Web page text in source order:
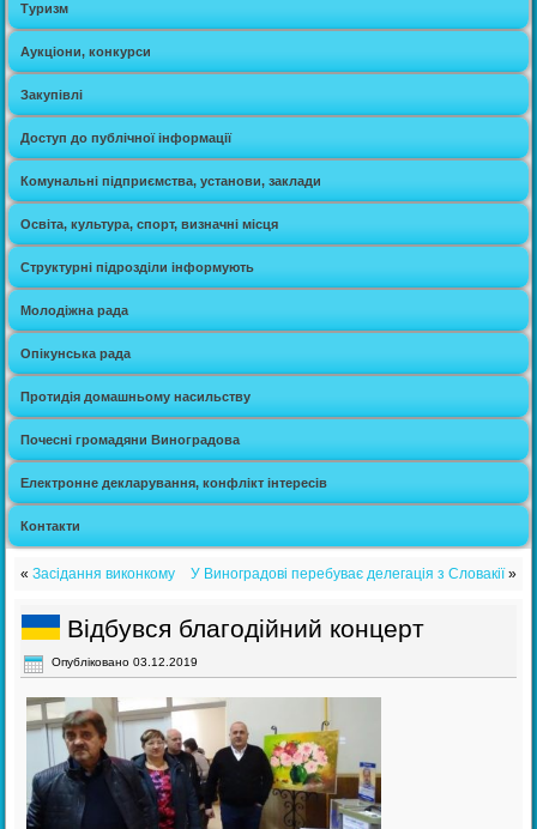
Туризм
Аукціони, конкурси
Закупівлі
Доступ до публічної інформації
Комунальні підприємства, установи, заклади
Освіта, культура, спорт, визначні місця
Структурні підрозділи інформують
Молодіжна рада
Опікунська рада
Протидія домашньому насильству
Почесні громадяни Виноградова
Електронне декларування, конфлікт інтересів
Контакти
«Засідання виконкому У Виноградові перебуває делегація з Словакії»
Відбувся благодійний концерт
Опубліковано 03.12.2019